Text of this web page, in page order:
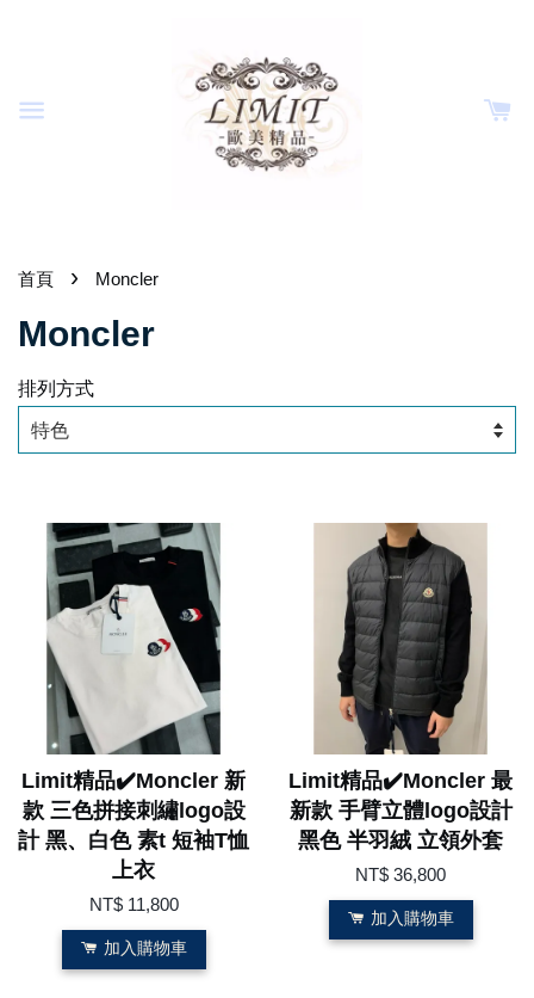
首頁 › Moncler
Moncler
排列方式
Limit精品✔️Moncler 新
款 三色拼接刺繡logo設
計 黑、白色 素t 短袖T恤
上衣
NT$ 11,800
加入購物車
Limit精品✔️Moncler 最
新款 手臂立體logo設計
黑色 半羽絨 立領外套
NT$ 36,800
加入購物車